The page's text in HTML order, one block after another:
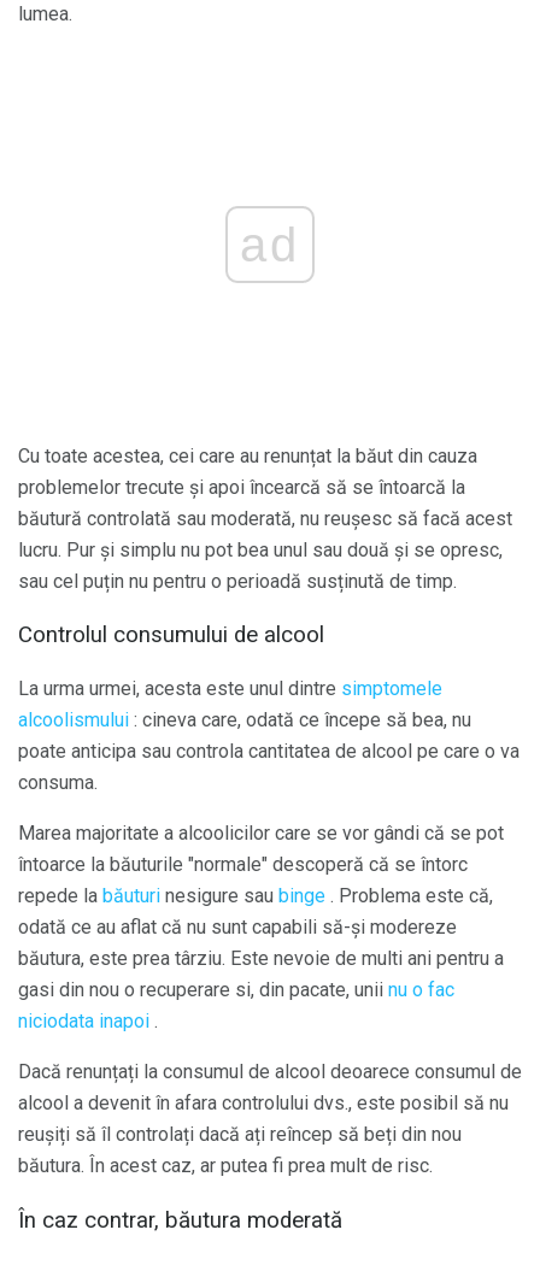
lumea.
ad
Cu toate acestea, cei care au renunțat la băut din cauza
problemelor trecute și apoi încearcă să se întoarcă la
băutură controlată sau moderată, nu reușesc să facă acest
lucru. Pur și simplu nu pot bea unul sau două și se opresc,
sau cel puțin nu pentru o perioadă susținută de timp.
Controlul consumului de alcool
La urma urmei, acesta este unul dintre simptomele
alcoolismului : cineva care, odată ce începe să bea, nu
poate anticipa sau controla cantitatea de alcool pe care o va
consuma.
Marea majoritate a alcoolicilor care se vor gândi că se pot
întoarce la băuturile "normale" descoperă că se întorc
repede la băuturi nesigure sau binge . Problema este că,
odată ce au aflat că nu sunt capabili să-și modereze
băutura, este prea târziu. Este nevoie de multi ani pentru a
gasi din nou o recuperare si, din pacate, unii nu o fac
niciodata inapoi .
Dacă renunțați la consumul de alcool deoarece consumul de
alcool a devenit în afara controlului dvs., este posibil să nu
reușiți să îl controlați dacă ați reîncep să beți din nou
băutura. În acest caz, ar putea fi prea mult de risc.
În caz contrar, băutura moderată